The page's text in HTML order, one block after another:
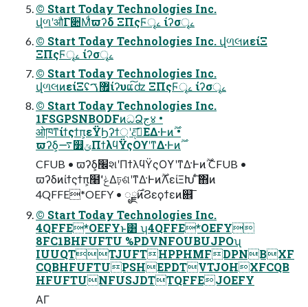
© Start Today Technologies Inc.
վળʹऔΓ૊Μͩϖʔδ ΞΠςϜৄࡉ ίʔσৄࡉ
© Start Today Technologies Inc. վળલͷείΞ
ΞΠςϜৄࡉ ίʔσৄࡉ
© Start Today Technologies Inc.
վળલͷείΞʢ޿ࠂίʔυແ͠ʣ ΞΠςϜৄࡉ ίʔσৄࡉ
© Start Today Technologies Inc.
1FSGPSNBODFͷධՁج४ •
ओཁͳίϯςϯπ͕εΫϦʔϯ্ʹදࣔ͞ΕΔ·Ͱͷ࣌ؒ •
CFUB • ϖʔδ͕׬શʹΠϯλϥΫςΟϒʹͳΔ·Ͱͷ࣌ؒ CFUB •
ϖʔδͷίϯςϯπ͕໨ʹݟ͑Δঢ়ଶʹͳΔ·Ͱͷ࣌ؒΛείΞԽ ͨ͠΋ͷ
4QFFE*OEFY • ೖྗ࣌ͷϨεϙϯεͷ଎͞
© Start Today Technologies Inc.
4QFFE*OEFYͱ͸ ʮ4QFFE*OEFY
8FC1BHFUFTU %PDVNFOUBUJPOʯ
IUUQTTJUFTHPPHMFDPNBXF
CQBHFUFTUPSHEPDTVTJOHXFCQB
HFUFTUNFUSJDTTQFFEJOEFY
ΑΓ